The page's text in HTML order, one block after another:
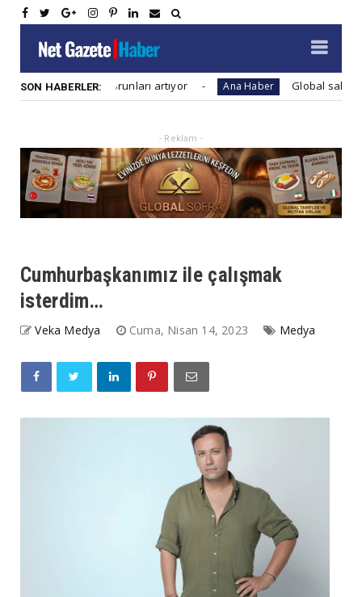
SON HABERLER:
firmaları sorunları artıyor Ana Haber Global salgınlara
- Reklam -
Cumhurbaşkanımız ile çalışmak
isterdim…
Veka Medya Cuma, Nisan 14, 2023 Medya